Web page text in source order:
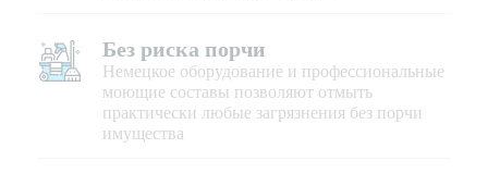
Без риска порчи
Немецкое оборудование и профессиональные
моющие составы позволяют отмыть
практически любые загрязнения без порчи
имущества